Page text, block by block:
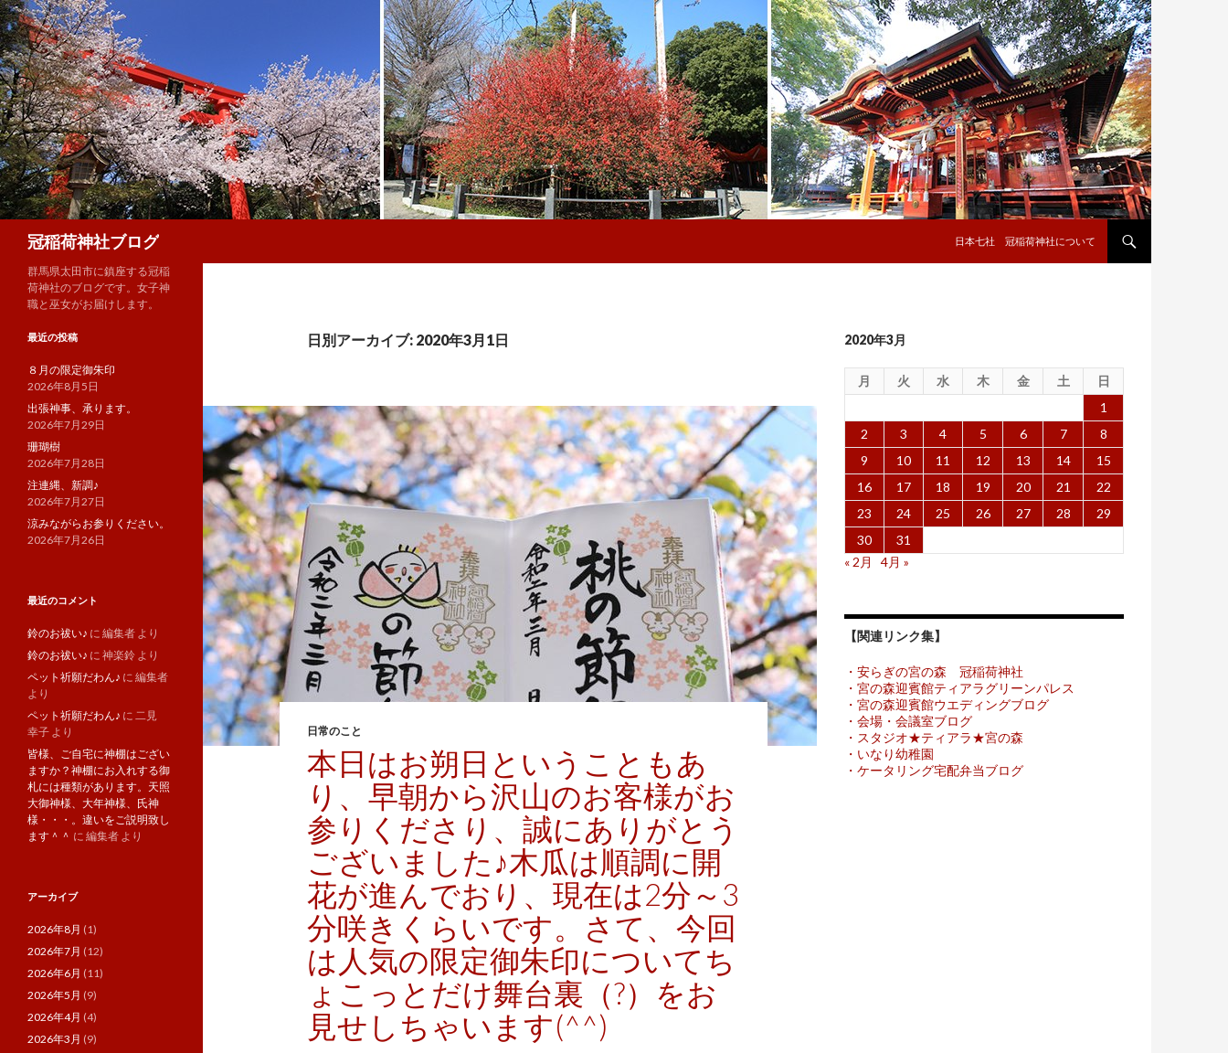
冠稲荷神社ブログ
日本七社 冠稲荷神社について
日別アーカイブ: 2020年3月1日
日常のこと
本日はお朔日ということもあ
り、早朝から沢山のお客様がお
参りくださり、誠にありがとう
ございました♪木瓜は順調に開
花が進んでおり、現在は2分～3
分咲きくらいです。さて、今回
は人気の限定御朱印についてち
ょこっとだけ舞台裏（?）をお
見せしちゃいます(^^)
2020年3月
月 火 水 木 金 土
日
1
2
3 4 5 6 7
8
9
10 11 12 13 14
15
16
17 18 19 20 21
22
23
24 25 26 27 28
29
30
31
« 2月
4月 »
【関連リンク集】
・安らぎの宮の森 冠稲荷神社
・宮の森迎賓館ティアラグリーンパレス
・宮の森迎賓館ウエディングブログ
・会場・会議室ブログ
・スタジオ★ティアラ★宮の森
・いなり幼稚園
・ケータリング宅配弁当ブログ
群馬県太田市に鎮座する冠稲
荷神社のブログです。女子神
職と巫女がお届けします。
最近の投稿
８月の限定御朱印
2026年8月5日
出張神事、承ります。
2026年7月29日
珊瑚樹
2026年7月28日
注連縄、新調♪
2026年7月27日
涼みながらお参りください。
2026年7月26日
最近のコメント
鈴のお祓い♪ に 編集者 より
鈴のお祓い♪ に 神楽鈴 より
ペット祈願だわん♪ に 編集者
より
ペット祈願だわん♪ に 二見
幸子 より
皆様、ご自宅に神棚はござい
ますか？神棚にお入れする御
札には種類があります。天照
大御神様、大年神様、氏神
様・・・。違いをご説明致し
ます＾＾ に 編集者 より
アーカイブ
2026年8月 (1)
2026年7月 (12)
2026年6月 (11)
2026年5月 (9)
2026年4月 (4)
2026年3月 (9)